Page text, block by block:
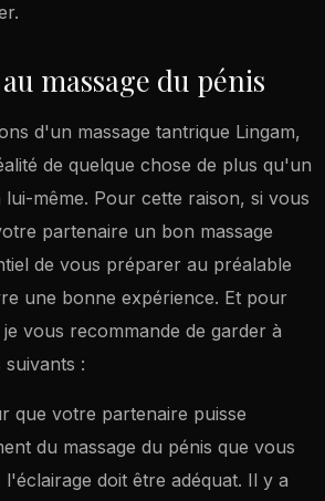
massage du pénis
d'un massage tantrique Lingam,
de quelque chose de plus qu'un
lui-même. Pour cette raison, si vous
partenaire un bon massage
de vous préparer au préalable
une bonne expérience. Et pour
vous recommande de garder à
:
que votre partenaire puisse
du massage du pénis que vous
doit être adéquat. Il y a